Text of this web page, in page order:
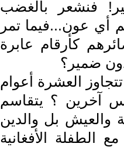
فنشعر بالغضب
أي عون...فيما تمر
كأرقام عابرة
ضمير؟
العشرة أعوام
آخرين ؟ يتقاسم
والعيش بل والدين
الطفلة الأفغانية